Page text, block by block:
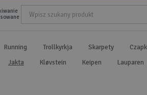
Running Trollkyrkja Skarpety
Jakta Kløvstein Keipen Lauparen